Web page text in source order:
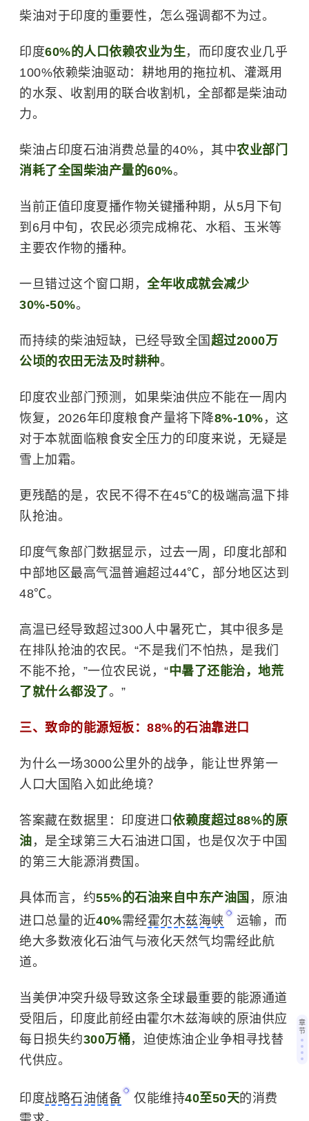
柴油对于印度的重要性，怎么强调都不为过。
印度60%的人口依赖农业为生 ，而印度农业几乎
100%依赖柴油驱动：耕地用的拖拉机、灌溉用
的水泵、收割用的联合收割机，全部都是柴油动
力。
柴油占印度石油消费总量的40%，其中农业部门
消耗了全国柴油产量的60%。
当前正值印度夏播作物关键播种期，从5月下旬
到6月中旬，农民必须完成棉花、水稻、玉米等
主要农作物的播种。
一旦错过这个窗口期， 全年收成就会减少
30%-50%。
而持续的柴油短缺，已经导致全国 超过2000万
公顷的农田无法及时耕种。
印度农业部门预测，如果柴油供应不能在一周内
恢复，2026年印度粮食产量将下降8%-10% ，这
对于本就面临粮食安全压力的印度来说，无疑是
雪上加霜。
更残酷的是，农民不得不在45℃的极端高温下排
队抢油。
印度气象部门数据显示，过去一周，印度北部和
中部地区最高气温普遍超过44℃，部分地区达到
48℃。
高温已经导致超过300人中暑死亡，其中很多是
在排队抢油的农民。“不是我们不怕热，是我们
不能不抢，”一位农民说，“中暑了还能治，地荒
了就什么都没了。”
三、致命的能源短板：88%的石油靠进口
为什么一场3000公里外的战争，能让世界第一
人口大国陷入如此绝境？
答案藏在数据里：印度进口依赖度超过88%的原
油 ，是全球第三大石油进口国，也是仅次于中国
的第三大能源消费国。
具体而言，约55%的石油来自中东产油国 ，原油
进口总量的近40%需经霍尔木兹海峡
运输，而
绝大多数液化石油气与液化天然气均需经此航
道。
当美伊冲突升级导致这条全球最重要的能源通道
受阻后，印度此前经由霍尔木兹海峡的原油供应
每日损失约300万桶，迫使炼油企业争相寻找替
代供应。
印度战略石油储备 仅能维持40至50天的消费
章
节